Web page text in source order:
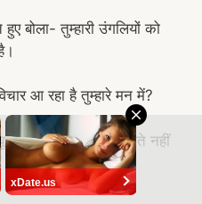
xDate.us
बोला- तुम्हारी उंगलियों को
आ रहा है तुम्हारे मन में?
धोते वक़्त गांड में चुभते नहीं